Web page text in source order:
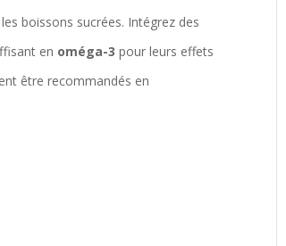
boissons sucrées. Intégrez des
en oméga-3 pour leurs effets
être recommandés en